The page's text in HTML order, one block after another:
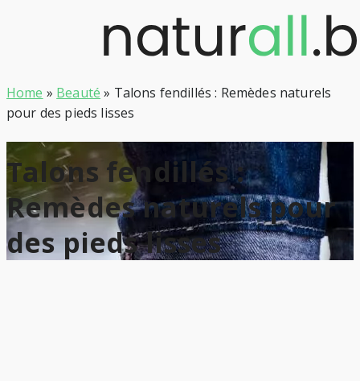
Home » Beauté » Talons fendillés : Remèdes naturels
pour des pieds lisses
Talons fendillés :
Remèdes naturels pour
des pieds lisses